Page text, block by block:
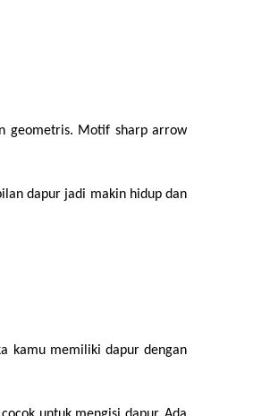
geometris. Motif sharp arrow
dapur jadi makin hidup dan
kamu memiliki dapur dengan